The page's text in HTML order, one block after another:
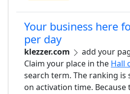
Your business here
per day
klezzer.com
add your
Claim your place in the Hall
search term. The ranking is
on activation time. Because